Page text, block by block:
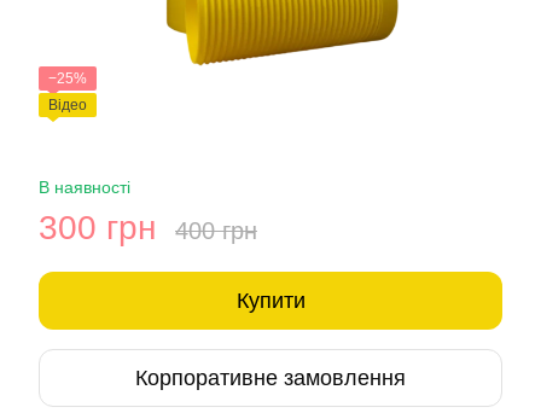
−25%
Відео
В наявності
300 грн 400 грн
Купити
Корпоративне замовлення